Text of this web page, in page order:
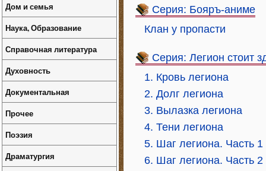
Серия: Бояръ-аниме
Клан у пропасти
Серия: Легион стоит
1. Кровь легиона
2. Долг легиона
3. Вылазка легиона
4. Тени легиона
5. Шаг легиона. Часть 1
6. Шаг легиона. Часть 2
Дом и семья
Наука, Образование
Справочная литература
Духовность
Документальная
Прочее
Поэзия
Драматургия